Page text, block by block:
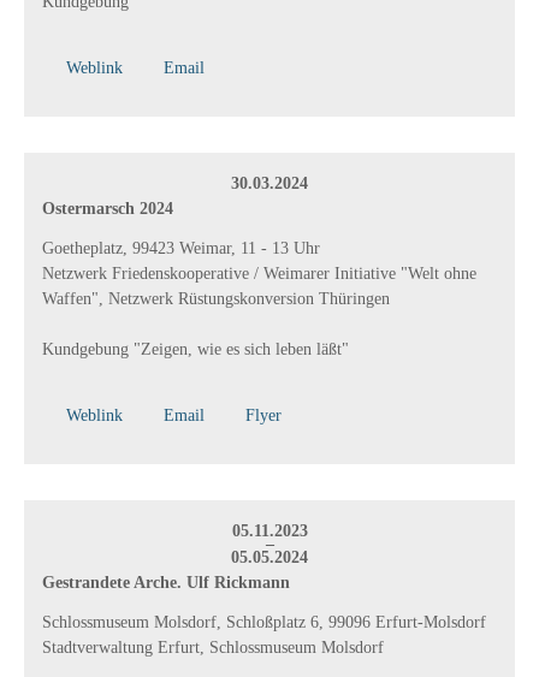
05.11.2023
–
05.05.2024
Gestrandete Arche. Ulf Rickmann
Schlossmuseum Molsdorf, Schloßplatz 6, 99096 Erfurt-Molsdorf
Stadtverwaltung Erfurt, Schlossmuseum Molsdorf
Weblink Email
30.03.2024
Ostermarsch 2024
Goetheplatz, 99423 Weimar, 11 - 13 Uhr
Netzwerk Friedenskooperative / Weimarer Initiative "Welt ohne
Waffen", Netzwerk Rüstungskonversion Thüringen
Kundgebung "Zeigen, wie es sich leben läßt"
Weblink Email Flyer